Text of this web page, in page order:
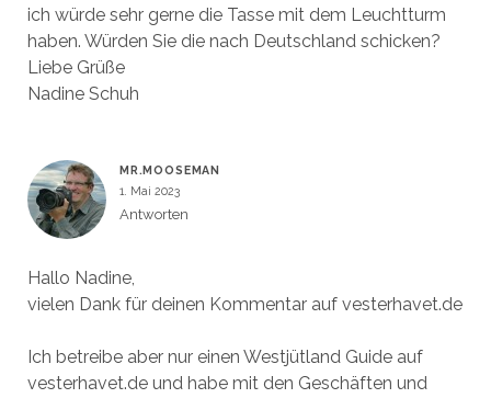
ich würde sehr gerne die Tasse mit dem Leuchtturm
haben. Würden Sie die nach Deutschland schicken?
Liebe Grüße
Nadine Schuh
MR.MOOSEMAN
1. Mai 2023
Antworten
Hallo Nadine,
vielen Dank für deinen Kommentar auf vesterhavet.de
Ich betreibe aber nur einen Westjütland Guide auf
vesterhavet.de und habe mit den Geschäften und